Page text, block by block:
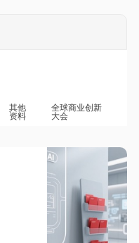
其他
资料
全球商业创新
大会